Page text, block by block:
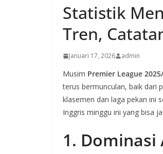
Statistik
Tren,
Januari 17, 2026 admin
Musim Premier League
terus bermunculan, baik dari
klasemen dan laga pekan ini
Inggris minggu ini yang bisa
1. Dominasi